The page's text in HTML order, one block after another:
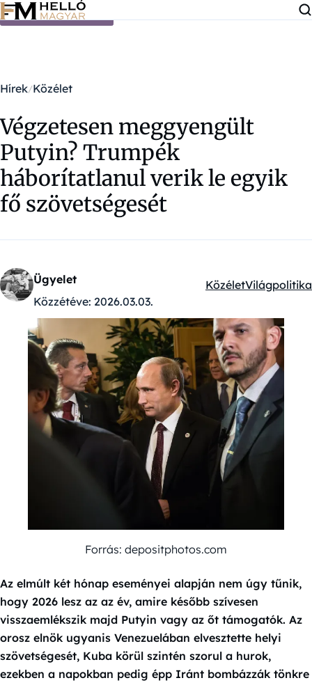
Ugrás a tartalomra
Hírek Közélet
Végzetesen meggyengült
Putyin? Trumpék
háborítatlanul verik le egyik
fő szövetségesét
Ügyelet
Közzétéve: 2026.03.03.
Kategóriák:
KözéletVilágpolitika
Forrás: depositphotos.com
Az elmúlt két hónap eseményei alapján nem úgy tűnik,
hogy 2026 lesz az az év, amire később szívesen
visszaemlékszik majd Putyin vagy az őt támogatók. Az
orosz elnök ugyanis Venezuelában elvesztette helyi
szövetségesét, Kuba körül szintén szorul a hurok,
ezekben a napokban pedig épp Iránt bombázzák tönkre